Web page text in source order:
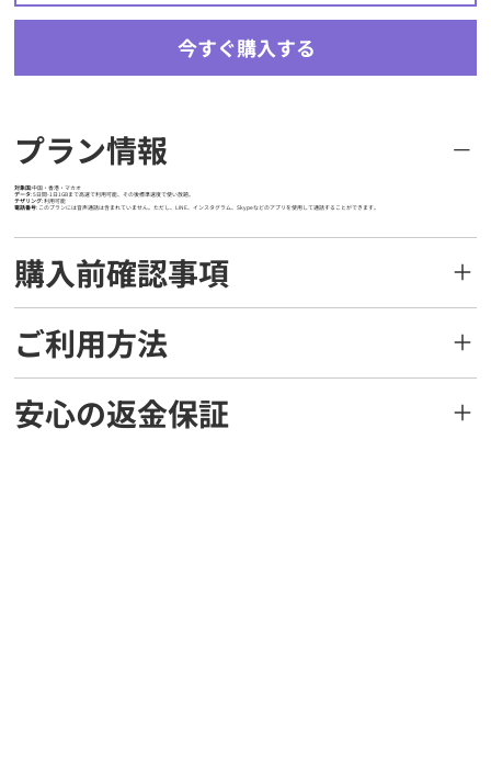
今すぐ購入する
プラン情報
対象国:中国・香港・マカオ
データ: 5日間-1日1GBまで高速で利用可能、その後標準速度で使い放題。
テザリング: 利用可能
電話番号: このプランには音声通話は含まれていません。ただし、LINE、インスタグラム、Skypeなどのアプリを使用して通話することができます。
購入前確認事項
ご利用方法
安心の返金保証